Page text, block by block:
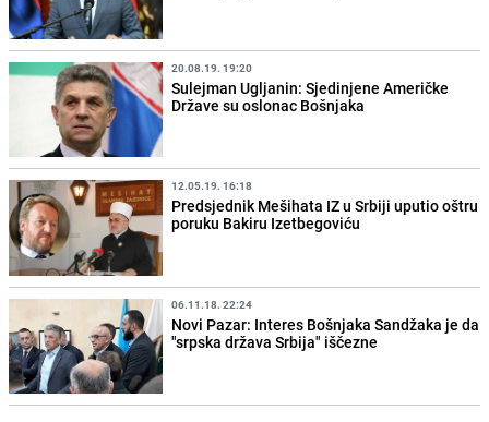
20.08.19. 19:20
Sulejman Ugljanin: Sjedinjene Američke
Države su oslonac Bošnjaka
12.05.19. 16:18
Predsjednik Mešihata IZ u Srbiji uputio oštru
poruku Bakiru Izetbegoviću
06.11.18. 22:24
Novi Pazar: Interes Bošnjaka Sandžaka je da
"srpska država Srbija" iščezne